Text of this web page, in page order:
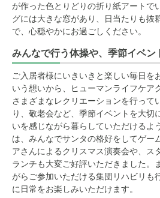
が作った色とりどりの折り紙アートで
グには大きな窓があり、日当たりも抜
で、心穏やかにお過ごしください。
みんなで行う体操や、季節イベン
ご入居者様にいきいきと楽しい毎日を
いう想いから、ヒューマンライフケア
さまざまなレクリエーションを行って
り、敬老会など、季節イベントを大切
いを感じながら暮らしていただけるよ
は、みんなでサンタの格好をしてゲー
アさんによるクリスマス演奏会や、ス
ランチも大変ご好評いただきました。
がらご参加いただける集団リハビリも
に日常をお楽しみいただけます。